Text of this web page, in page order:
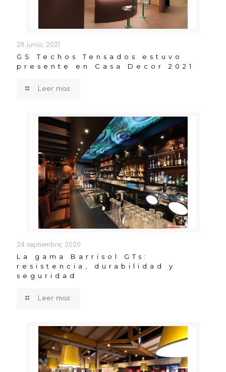
28 junio, 2021
GS Techos Tensados estuvo
presente en Casa Decor 2021
Leer mas
24 septiembre, 2020
La gama Barrisol GTs:
resistencia, durabilidad y
seguridad
Leer mas